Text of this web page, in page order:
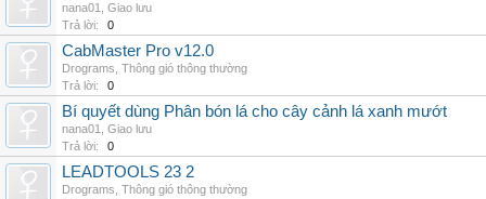
nana01
Giao lưu
Trả lời:
0
CabMaster Pro v12.0
Drograms Thông gió thông thường
Trả lời:
0
Bí quyết dùng Phân bón lá cho cây cảnh lá xanh mướt
nana01
Giao lưu
Trả lời:
0
LEADTOOLS 23 2
Drograms Thông gió thông thường